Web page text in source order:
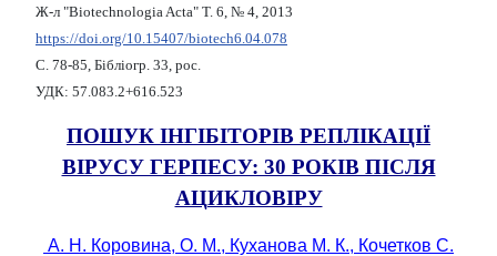
Ж-л "Biotechnologia Acta" Т. 6, № 4, 2013
https://doi.org/10.15407/biotech6.04.078
С. 78-85, Бібліогр. 33, рос.
УДК: 57.083.2+616.523
ПОШУК ІНГІБІТОРІВ РЕПЛІКАЦІЇ
ВІРУСУ ГЕРПЕСУ: 30 РОКІВ ПІСЛЯ
АЦИКЛОВІРУ
А. Н. Коровина, О. М., Куханова М. К., Кочетков С.